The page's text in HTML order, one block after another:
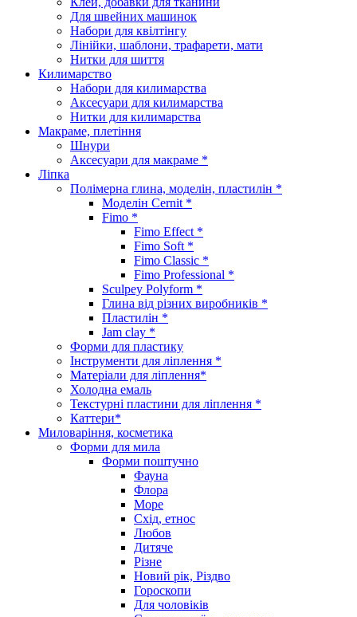
Для швейних машинок
Набори для квілтінгу
Лінійки, шаблони, трафарети, мати
Нитки для шиття
Килимарство
Набори для килимарства
Аксесуари для килимарства
Нитки для килимарства
Макраме, плетіння
Шнури
Аксесуари для макраме *
Ліпка
Полімерна глина, моделін, пластилін *
Моделін Cernit *
Fimo *
Fimo Effect *
Fimo Soft *
Fimo Classic *
Fimo Professional *
Sculpey Polyform *
Глина від різних виробників *
Пластилін *
Jam clay *
Форми для пластику
Інструменти для ліплення *
Матеріали для ліплення*
Холодна емаль
Текстурні пластини для ліплення *
Каттери*
Миловаріння, косметика
Форми для мила
Форми поштучно
Фауна
Флора
Море
Схід, етнос
Любов
Дитяче
Різне
Новий рік, Різдво
Гороскопи
Для чоловіків